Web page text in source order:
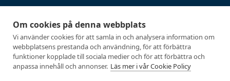
Om cookies på denna webbplats
Vi använder cookies för att samla in och analysera information om
webbplatsens prestanda och användning, för att förbättra
funktioner kopplade till sociala medier och för att förbättra och
anpassa innehåll och annonser. Läs mer i vår Cookie Policy
Alla tester
Tröskeltest cykel
Tröskeltest löpning
Mina sidor
Vanliga frågor
AUTOGIRO